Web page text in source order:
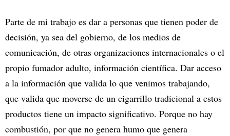
Parte de mi trabajo es dar a personas que tienen poder de
decisión, ya sea del gobierno, de los medios de
comunicación, de otras organizaciones internacionales o el
propio fumador adulto, información científica. Dar acceso
a la información que valida lo que venimos trabajando,
que valida que moverse de un cigarrillo tradicional a estos
productos tiene un impacto significativo. Porque no hay
combustión, por que no genera humo que genera